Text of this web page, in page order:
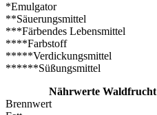
*Emulgator
**Säuerungsmittel
***Färbendes Lebensmittel
****Farbstoff
*****Verdickungsmittel
******Süßungsmittel
Nährwerte Waldfrucht
Brennwert